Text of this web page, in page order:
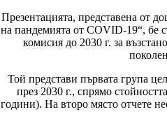
Презентацията, представена от
на пандемията от COVID-19“, бе
комисия до 2030 г. за
Той представи първата група
през 2030 г., спрямо
години). На второ място отчете